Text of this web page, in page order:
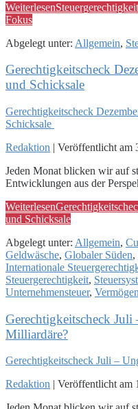
Weiterlesen
Fokus
Abgelegt unter: Allgemein,
Gerechtigkeitscheck
und Schicksale
Gerechtigkeitscheck
Schicksale
Redaktion | Veröffentlicht am
Jeden Monat blicken wir auf
Entwicklungen aus der
Weiterlesen
und Schicksale
Abgelegt unter: Allgemein,
Geldwäsche, Globaler Süden,
Internationale
Steuergerechtigkeit,
Unternehmensteuer,
Gerechtigkeitscheck
Milliardäre?
Gerechtigkeitscheck Juli –
Redaktion
Veröffentlicht am